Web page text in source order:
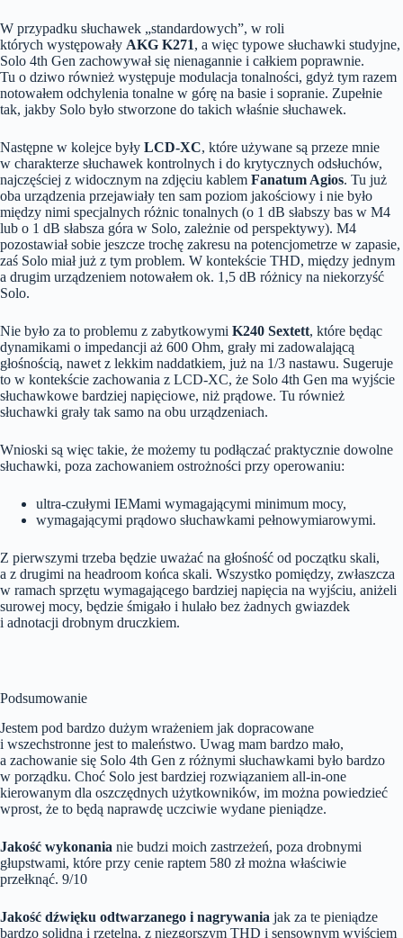
W przypadku słuchawek „standardowych”, w roli
których występowały AKG K271, a więc typowe słuchawki studyjne,
Solo 4th Gen zachowywał się nienagannie i całkiem poprawnie.
Tu o dziwo również występuje modulacja tonalności, gdyż tym razem
notowałem odchylenia tonalne w górę na basie i sopranie. Zupełnie
tak, jakby Solo było stworzone do takich właśnie słuchawek.
Następne w kolejce były LCD-XC, które używane są przeze mnie
w charakterze słuchawek kontrolnych i do krytycznych odsłuchów,
najczęściej z widocznym na zdjęciu kablem Fanatum Agios. Tu już
oba urządzenia przejawiały ten sam poziom jakościowy i nie było
między nimi specjalnych różnic tonalnych (o 1 dB słabszy bas w M4
lub o 1 dB słabsza góra w Solo, zależnie od perspektywy). M4
pozostawiał sobie jeszcze trochę zakresu na potencjometrze w zapasie,
zaś Solo miał już z tym problem. W kontekście THD, między jednym
a drugim urządzeniem notowałem ok. 1,5 dB różnicy na niekorzyść
Solo.
Nie było za to problemu z zabytkowymi K240 Sextett, które będąc
dynamikami o impedancji aż 600 Ohm, grały mi zadowalającą
głośnością, nawet z lekkim naddatkiem, już na 1/3 nastawu. Sugeruje
to w kontekście zachowania z LCD-XC, że Solo 4th Gen ma wyjście
słuchawkowe bardziej napięciowe, niż prądowe. Tu również
słuchawki grały tak samo na obu urządzeniach.
Wnioski są więc takie, że możemy tu podłączać praktycznie dowolne
słuchawki, poza zachowaniem ostrożności przy operowaniu:
ultra-czułymi IEMami wymagającymi minimum mocy,
wymagającymi prądowo słuchawkami pełnowymiarowymi.
Z pierwszymi trzeba będzie uważać na głośność od początku skali,
a z drugimi na headroom końca skali. Wszystko pomiędzy, zwłaszcza
w ramach sprzętu wymagającego bardziej napięcia na wyjściu, aniżeli
surowej mocy, będzie śmigało i hulało bez żadnych gwiazdek
i adnotacji drobnym druczkiem.
Podsumowanie
Jestem pod bardzo dużym wrażeniem jak dopracowane
i wszechstronne jest to maleństwo. Uwag mam bardzo mało,
a zachowanie się Solo 4th Gen z różnymi słuchawkami było bardzo
w porządku. Choć Solo jest bardziej rozwiązaniem all-in-one
kierowanym dla oszczędnych użytkowników, im można powiedzieć
wprost, że to będą naprawdę uczciwie wydane pieniądze.
Jakość wykonania nie budzi moich zastrzeżeń, poza drobnymi
głupstwami, które przy cenie raptem 580 zł można właściwie
przełknąć. 9/10
Jakość dźwięku odtwarzanego i nagrywania jak za te pieniądze
bardzo solidna i rzetelna, z niezgorszym THD i sensownym wyjściem